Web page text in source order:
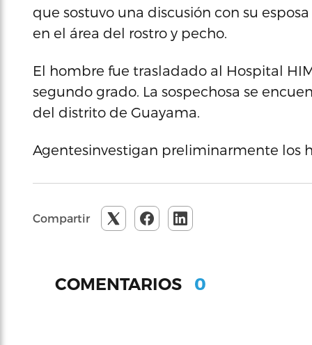
que sostuvo una discusión con su
en el área del rostro y pecho.
El hombre fue trasladado al Hospital
segundo grado. La sospechosa se
del distrito de Guayama.
Agentesinvestigan preliminarmente los
Compartir
COMENTARIOS 0